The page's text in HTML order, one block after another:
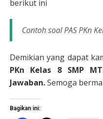
berikut ini
Contoh soal PAS PKn
Demikian yang dapat
PKn Kelas 8 SMP
Jawaban.Semoga
Bagikan ini: